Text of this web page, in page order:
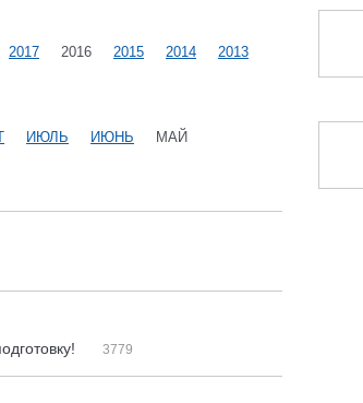
2017 2016 2015 2014 2013
ИЮЛЬ ИЮНЬ МАЙ
3779